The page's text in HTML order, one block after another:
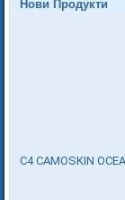
Нови Продукти
C4 CAMOSKIN